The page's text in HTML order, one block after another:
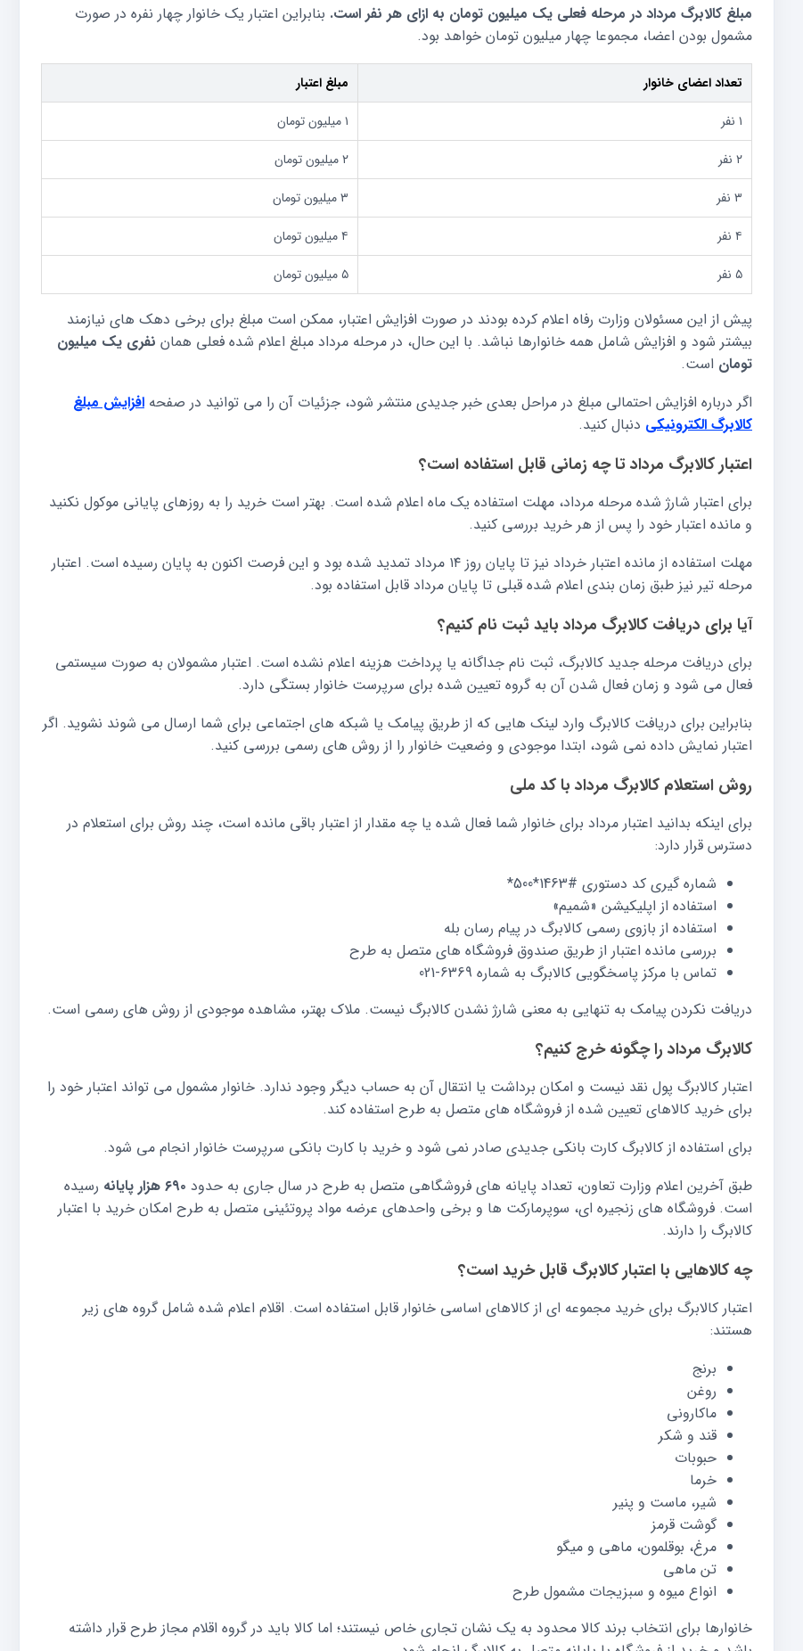
مبلغ کالابرگ مرداد در مرحله فعلی یک میلیون تومان به ازای هر نفر است. بنابراین اعتبار یک خانوار چهار نفره در صورت
مشمول بودن اعضا، مجموعا چهار میلیون تومان خواهد بود.
تعداد اعضای خانوار
مبلغ اعتبار
۱ نفر
۱ میلیون تومان
۲ نفر
۲ میلیون تومان
۳ نفر
۳ میلیون تومان
۴ نفر
۴ میلیون تومان
۵ نفر
۵ میلیون تومان
پیش از این مسئولان وزارت رفاه اعلام کرده بودند در صورت افزایش اعتبار، ممکن است مبلغ برای برخی دهک های نیازمند
بیشتر شود و افزایش شامل همه خانوارها نباشد. با این حال، در مرحله مرداد مبلغ اعلام شده فعلی همان نفری یک میلیون
تومان است.
اگر درباره افزایش احتمالی مبلغ در مراحل بعدی خبر جدیدی منتشر شود، جزئیات آن را می توانید در صفحه افزایش مبلغ
کالابرگ الکترونیکی دنبال کنید.
اعتبار کالابرگ مرداد تا چه زمانی قابل استفاده است؟
برای اعتبار شارژ شده مرحله مرداد، مهلت استفاده یک ماه اعلام شده است. بهتر است خرید را به روزهای پایانی موکول نکنید
و مانده اعتبار خود را پس از هر خرید بررسی کنید.
مهلت استفاده از مانده اعتبار خرداد نیز تا پایان روز ۱۴ مرداد تمدید شده بود و این فرصت اکنون به پایان رسیده است. اعتبار
مرحله تیر نیز طبق زمان بندی اعلام شده قبلی تا پایان مرداد قابل استفاده بود.
آیا برای دریافت کالابرگ مرداد باید ثبت نام کنیم؟
برای دریافت مرحله جدید کالابرگ، ثبت نام جداگانه یا پرداخت هزینه اعلام نشده است. اعتبار مشمولان به صورت سیستمی
فعال می شود و زمان فعال شدن آن به گروه تعیین شده برای سرپرست خانوار بستگی دارد.
بنابراین برای دریافت کالابرگ وارد لینک هایی که از طریق پیامک یا شبکه های اجتماعی برای شما ارسال می شوند نشوید. اگر
اعتبار نمایش داده نمی شود، ابتدا موجودی و وضعیت خانوار را از روش های رسمی بررسی کنید.
روش استعلام کالابرگ مرداد با کد ملی
برای اینکه بدانید اعتبار مرداد برای خانوار شما فعال شده یا چه مقدار از اعتبار باقی مانده است، چند روش برای استعلام در
دسترس قرار دارد:
شماره گیری کد دستوری *500*1463#
استفاده از اپلیکیشن «شمیم»
استفاده از بازوی رسمی کالابرگ در پیام رسان بله
بررسی مانده اعتبار از طریق صندوق فروشگاه های متصل به طرح
تماس با مرکز پاسخگویی کالابرگ به شماره 021-6369
دریافت نکردن پیامک به تنهایی به معنی شارژ نشدن کالابرگ نیست. ملاک بهتر، مشاهده موجودی از روش های رسمی است.
کالابرگ مرداد را چگونه خرج کنیم؟
اعتبار کالابرگ پول نقد نیست و امکان برداشت یا انتقال آن به حساب دیگر وجود ندارد. خانوار مشمول می تواند اعتبار خود را
برای خرید کالاهای تعیین شده از فروشگاه های متصل به طرح استفاده کند.
برای استفاده از کالابرگ کارت بانکی جدیدی صادر نمی شود و خرید با کارت بانکی سرپرست خانوار انجام می شود.
طبق آخرین اعلام وزارت تعاون، تعداد پایانه های فروشگاهی متصل به طرح در سال جاری به حدود ۶۹۰ هزار پایانه
رسیده
است. فروشگاه های زنجیره ای، سوپرمارکت ها و برخی واحدهای عرضه مواد پروتئینی متصل به طرح امکان خرید با اعتبار
کالابرگ را دارند.
چه کالاهایی با اعتبار کالابرگ قابل خرید است؟
اعتبار کالابرگ برای خرید مجموعه ای از کالاهای اساسی خانوار قابل استفاده است. اقلام اعلام شده شامل گروه های زیر
هستند:
برنج
روغن
ماکارونی
قند و شکر
حبوبات
خرما
شیر، ماست و پنیر
گوشت قرمز
مرغ، بوقلمون، ماهی و میگو
تن ماهی
انواع میوه و سبزیجات مشمول طرح
خانوارها برای انتخاب برند کالا محدود به یک نشان تجاری خاص نیستند؛ اما کالا باید در گروه اقلام مجاز طرح قرار داشته